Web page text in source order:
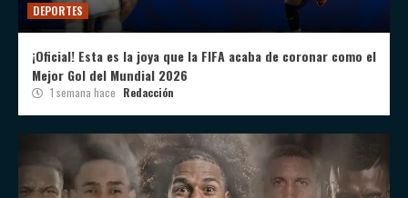
DEPORTES
¡Oficial! Esta es la joya que la FIFA acaba de coronar como el
Mejor Gol del Mundial 2026
1 semana hace Redacción